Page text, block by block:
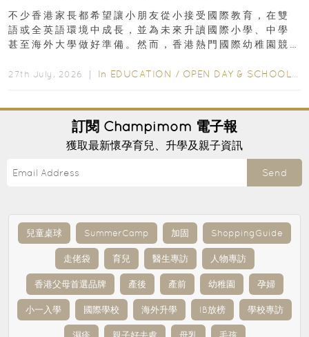
不少香港家長都希望讓小朋友從小接受國際教育，在雙
語或全英語環境中成長，並為未來升讀國際小學、中學
甚至海外大學做好準備。然而，香港熱門國際幼稚園競
27th July, 2026 ｜ In EDUCATION / OPEN DAY & SCHOOL EVENTS
訂閱 Champimom 電子報
獲取最新懷孕育兒、升學及親子資訊
Send
兒童桌球 SummerCamp 加固 ShoppingGuide
走佬袋 育兒 醫生專訪 人物專訪
香港父母首選品牌 產後 產前 幼稚園 孕婦
小一入學 國際學校 海外升學 IB放榜 學校專訪